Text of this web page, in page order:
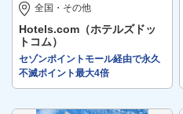
全国・その他
Hotels.com（ホテルズドッ
トコム）
セゾンポイントモール経由で永久
不滅ポイント最大4倍